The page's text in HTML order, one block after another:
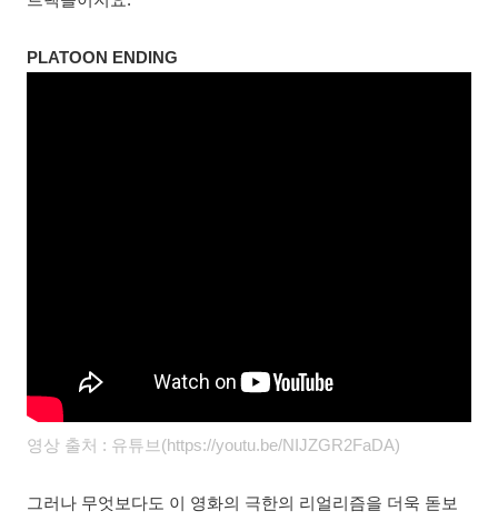
PLATOON ENDING
영상 출처 : 유튜브(https://youtu.be/NIJZGR2FaDA)
그러나 무엇보다도 이 영화의 극한의 리얼리즘을 더욱 돋보